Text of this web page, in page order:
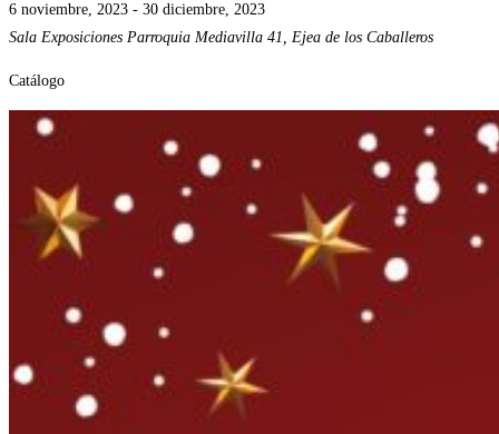
6 noviembre, 2023 - 30 diciembre, 2023
Sala Exposiciones Parroquia Mediavilla 41, Ejea de los Caballeros
Catálogo